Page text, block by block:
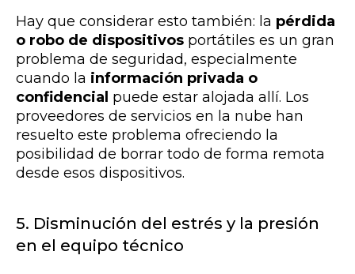
Hay que considerar esto también: la pérdida
o robo de dispositivos portátiles es un gran
problema de seguridad, especialmente
cuando la información privada o
confidencial puede estar alojada allí. Los
proveedores de servicios en la nube han
resuelto este problema ofreciendo la
posibilidad de borrar todo de forma remota
desde esos dispositivos.
5. Disminución del estrés y la presión
en el equipo técnico